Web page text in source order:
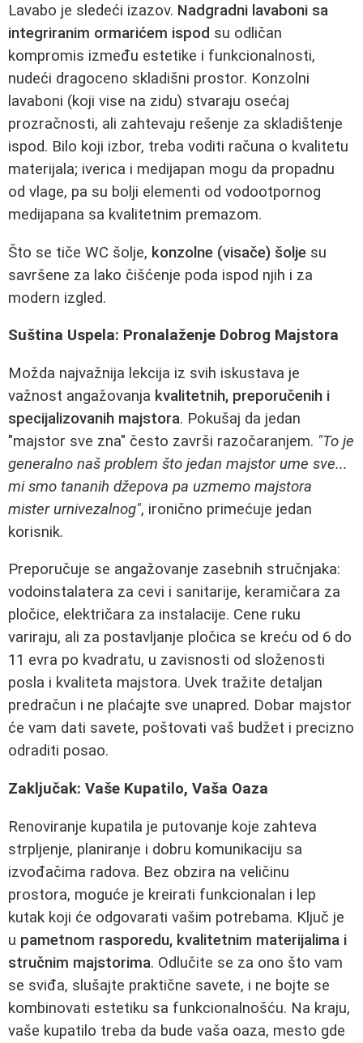
Lavabo je sledeći izazov. Nadgradni lavaboni sa
integriranim ormarićem ispod su odličan
kompromis između estetike i funkcionalnosti,
nudeći dragoceno skladišni prostor. Konzolni
lavaboni (koji vise na zidu) stvaraju osećaj
prozračnosti, ali zahtevaju rešenje za skladištenje
ispod. Bilo koji izbor, treba voditi računa o kvalitetu
materijala; iverica i medijapan mogu da propadnu
od vlage, pa su bolji elementi od vodootpornog
medijapana sa kvalitetnim premazom.
Što se tiče WC šolje, konzolne (visače) šolje su
savršene za lako čišćenje poda ispod njih i za
modern izgled.
Suština Uspela: Pronalaženje Dobrog Majstora
Možda najvažnija lekcija iz svih iskustava je
važnost angažovanja kvalitetnih, preporučenih i
specijalizovanih majstora. Pokušaj da jedan
"majstor sve zna" često završi razočaranjem. "To je
generalno naš problem što jedan majstor ume sve...
mi smo tananih džepova pa uzmemo majstora
mister urnivezalnog", ironično primećuje jedan
korisnik.
Preporučuje se angažovanje zasebnih stručnjaka:
vodoinstalatera za cevi i sanitarije, keramičara za
pločice, električara za instalacije. Cene ruku
variraju, ali za postavljanje pločica se kreću od 6 do
11 evra po kvadratu, u zavisnosti od složenosti
posla i kvaliteta majstora. Uvek tražite detaljan
predračun i ne plaćajte sve unapred. Dobar majstor
će vam dati savete, poštovati vaš budžet i precizno
odraditi posao.
Zaključak: Vaše Kupatilo, Vaša Oaza
Renoviranje kupatila je putovanje koje zahteva
strpljenje, planiranje i dobru komunikaciju sa
izvođačima radova. Bez obzira na veličinu
prostora, moguće je kreirati funkcionalan i lep
kutak koji će odgovarati vašim potrebama. Ključ je
u pametnom rasporedu, kvalitetnim materijalima i
stručnim majstorima. Odlučite se za ono što vam
se sviđa, slušajte praktične savete, i ne bojte se
kombinovati estetiku sa funkcionalnošću. Na kraju,
vaše kupatilo treba da bude vaša oaza, mesto gde